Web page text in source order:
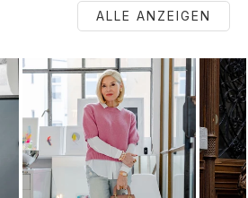
ALLE ANZEIGEN